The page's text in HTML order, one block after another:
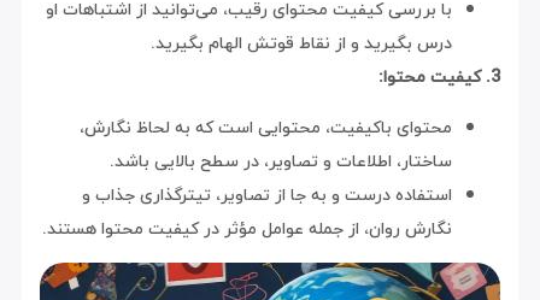
با بررسی کیفیت محتوای رقیب، می‌توانید از اشتباهات او
درس بگیرید و از نقاط قوتش الهام بگیرید.
3. کیفیت محتوا:
محتوای باکیفیت، محتوایی است که به لحاظ نگارش،
ساختار، اطلاعات و تصاویر، در سطح بالایی باشد.
استفاده درست و به جا از تصاویر، تیترگذاری جذاب و
نگارش روان، از جمله عوامل مؤثر در کیفیت محتوا هستند.